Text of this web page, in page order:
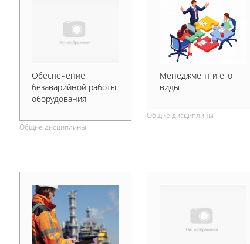
Обеспечение
безаварийной работы
оборудования
Общие дисциплины
Менеджмент и его
виды
Общие дисциплины